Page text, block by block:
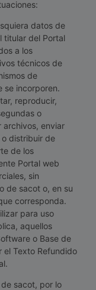
datos de
titular del Portal
a los
técnicos de
de
se incorporen.
reproducir,
o
archivos, enviar
distribuir de
de los
Portal web
sin
de sacot o, en su
corresponda.
para uso
aquellos
o Base de
el Texto Refundido
sacot, por lo